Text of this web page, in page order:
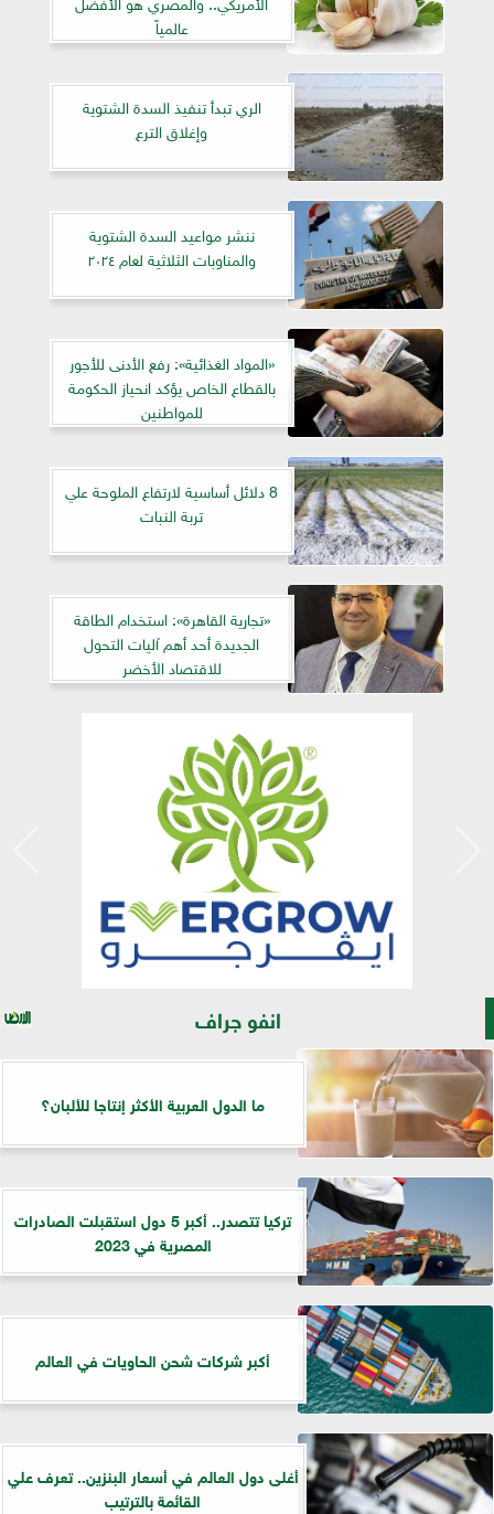
عالمياً
الري تبدأ تنفيذ السدة الشتوية
وإغلاق الترع
ننشر مواعيد السدة الشتوية
والمناوبات الثلاثية لعام ٢٠٢٤
«المواد الغذائية»: رفع الأدنى للأجور
بالقطاع الخاص يؤكد انحياز الحكومة
للمواطنين
8 دلائل أساسية لارتفاع الملوحة علي
تربة النبات
«تجارية القاهرة»: استخدام الطاقة
الجديدة أحد أهم آليات التحول
للاقتصاد الأخضر
انفو جراف
ما الدول العربية الأكثر إنتاجا للألبان؟
تركيا تتصدر.. أكبر 5 دول استقبلت الصادرات
المصرية في 2023
أكبر شركات شحن الحاويات في العالم
أغلى دول العالم في أسعار البنزين.. تعرف علي
القائمة بالترتيب